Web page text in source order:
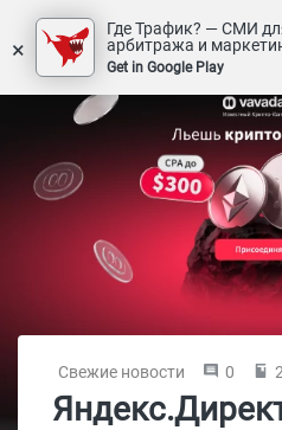
×
Где Трафик? — СМИ
арбитража и
Get in Google Play
Свежие новости 0